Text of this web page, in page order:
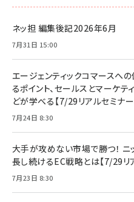
ネッ担 編集後記2026年6月
7月31日 15:00
エージェンティックコマースへ
るポイント、セールスとマーケ
どが学べる【7/29リアルセミナー
7月24日 8:30
大手が攻めない市場で勝つ！
長し続けるEC戦略とは【7/29リ
7月23日 8:30